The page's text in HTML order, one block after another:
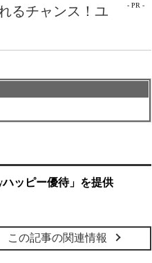
- PR -
るチャンス！ユ
ッピー優待」を提供
この記事の関連情報